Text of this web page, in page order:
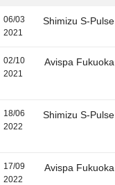
06/03
2021
Shimizu S-Pulse
02/10
2021
Avispa Fukuoka
18/06
2022
Shimizu S-Pulse
17/09
2022
Avispa Fukuoka